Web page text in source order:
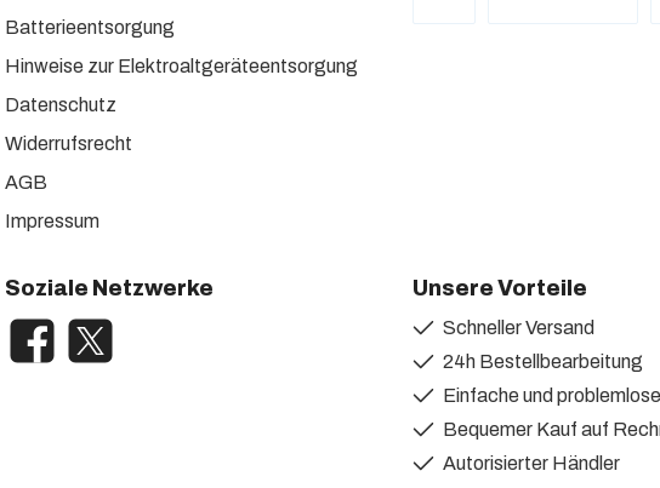
Batterieentsorgung
Hinweise zur Elektroaltgeräteentsorgung
Datenschutz
Widerrufsrecht
AGB
Impressum
Soziale Netzwerke
FacebookX / Twitter
Unsere Vorteile
Schneller Versand
24h Bestellbearbeitung
Einfache und
Bequemer Kauf auf
Autorisierter Händler